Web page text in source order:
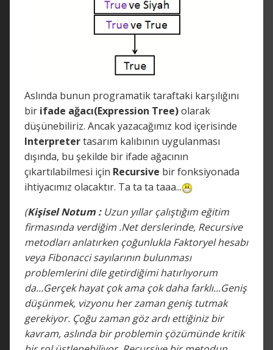
Aslında bunun programatik taraftaki karşılığını
bir ifade ağacı(Expression Tree)olarak
düşünebiliriz. Ancak yazacağımız kod içerisinde
Interpretertasarım kalıbının uygulanması
dışında, bu şekilde bir ifade ağacının
çıkartılabilmesi için Recursive bir fonksiyonada
ihtiyacımız olacaktır. Ta ta ta taaa...
(Kişisel Notum :Uzun yıllar çalıştığım eğitim
firmasında verdiğim .Net derslerinde, Recursive
metodları anlatırken çoğunlukla Faktoryel hesabı
veya Fibonacci sayılarının bulunması
problemlerini dile getirdiğimi hatırlıyorum
da...Gerçek hayat çok ama çok daha farklı...Geniş
düşünmek, vizyonu her zaman geniş tutmak
gerekiyor. Çoğu zaman göz ardı ettiğiniz bir
kavram, aslında bir problemin çözümünde kritik